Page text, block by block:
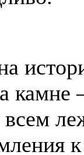
камне